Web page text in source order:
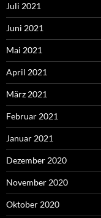
Juli 2021
Juni 2021
Mai 2021
April 2021
März 2021
Februar 2021
Januar 2021
Dezember 2020
November 2020
Oktober 2020